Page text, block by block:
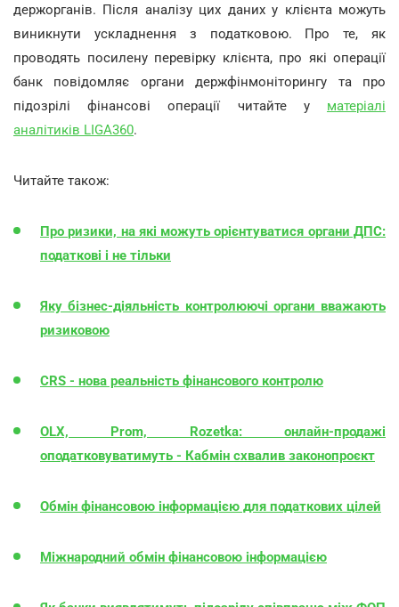
держорганів. Після аналізу цих даних у клієнта можуть
виникнути ускладнення з податковою. Про те, як
проводять посилену перевірку клієнта, про які операції
банк повідомляє органи держфінмоніторингу та про
підозрілі фінансові операції читайте у матеріалі
аналітиків LIGA360.
Читайте також:
Про ризики, на які можуть орієнтуватися органи ДПС:
податкові і не тільки
Яку бізнес-діяльність контролюючі органи вважають
ризиковою
CRS - нова реальність фінансового контролю
OLX, Prom, Rozetka: онлайн-продажі
оподатковуватимуть - Кабмін схвалив законопроєкт
Обмін фінансовою інформацією для податкових цілей
Міжнародний обмін фінансовою інформацією